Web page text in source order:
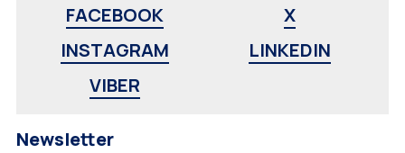
FACEBOOK
X
INSTAGRAM
LINKEDIN
VIBER
Newsletter